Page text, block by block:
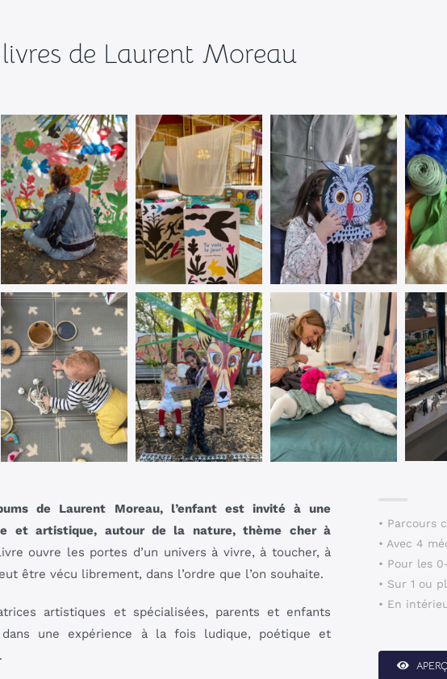
de Laurent Moreau
de Laurent Moreau, l’enfant est invité à une
et artistique, autour de la nature, thème cher à
ouvre les portes d’un univers à vivre, à toucher, à
être vécu librement, dans l’ordre que l’on souhaite.
artistiques et spécialisées, parents et enfants
dans une expérience à la fois ludique, poétique et
• Parcours
• Avec 4
• Pour les
• Sur 1 ou
• En